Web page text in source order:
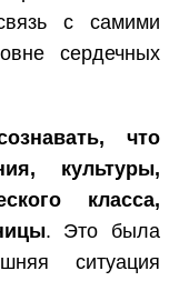
с самими
сердечных
что
культуры,
класса,
. Это была
ситуация